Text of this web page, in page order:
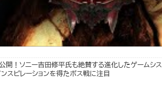
！ソニー吉田修平氏も絶賛する進化したゲームシス
スピレーションを得たボス戦に注目